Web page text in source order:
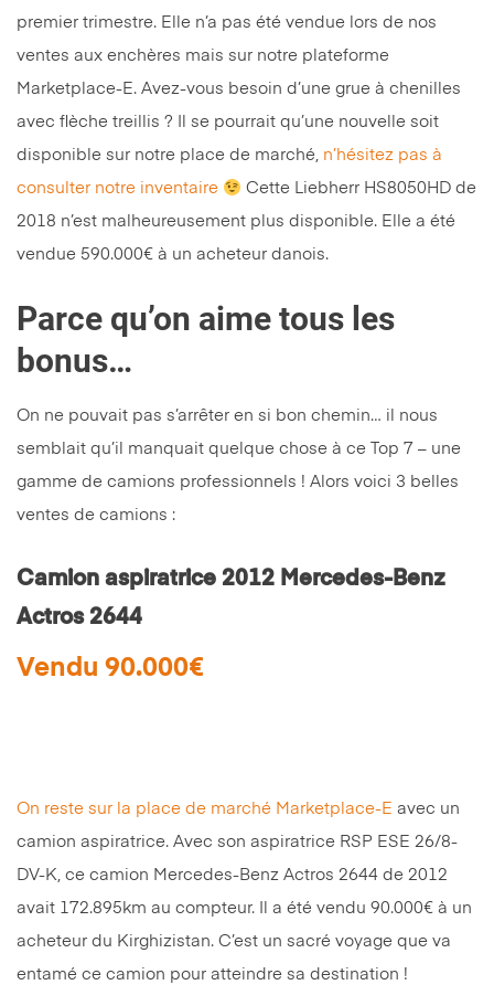
premier trimestre. Elle n’a pas été vendue lors de nos
ventes aux enchères mais sur notre plateforme
Marketplace-E. Avez-vous besoin d’une grue à chenilles
avec flèche treillis ? Il se pourrait qu’une nouvelle soit
disponible sur notre place de marché, n’hésitez pas à
consulter notre inventaire
Cette Liebherr HS8050HD de
2018 n’est malheureusement plus disponible. Elle a été
vendue 590.000€ à un acheteur danois.
Parce qu’on aime tous les
bonus…
On ne pouvait pas s’arrêter en si bon chemin… il nous
semblait qu’il manquait quelque chose à ce Top 7 – une
gamme de camions professionnels ! Alors voici 3 belles
ventes de camions :
Camion aspiratrice 2012 Mercedes-Benz
Actros 2644
Vendu 90.000€
On reste sur la place de marché Marketplace-E avec un
camion aspiratrice. Avec son aspiratrice RSP ESE 26/8-
DV-K, ce camion Mercedes-Benz Actros 2644 de 2012
avait 172.895km au compteur. Il a été vendu 90.000€ à un
acheteur du Kirghizistan. C’est un sacré voyage que va
entamé ce camion pour atteindre sa destination !